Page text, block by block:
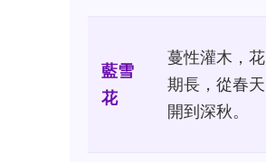
藍雪
花
蔓性灌木，花
期長，從春天
開到深秋。